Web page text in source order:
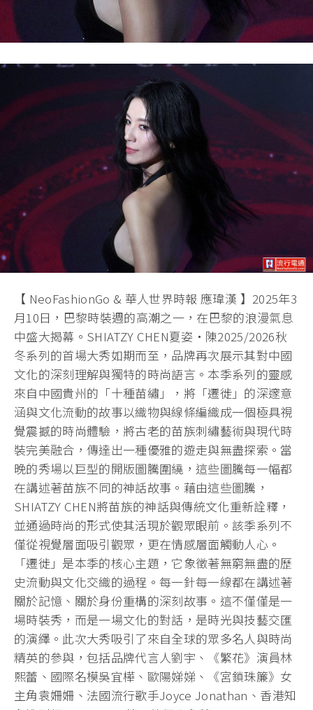
【 NeoFashionGo & 華人世界時報 應瑋漢 】2025年3
月10日，巴黎時裝週的高潮之一，在巴黎的浪漫氣息
中盛大揭幕。SHIATZY CHEN夏姿・陳2025/2026秋
冬系列的首場大秀如期而至，品牌再次展示其對中國
文化的深刻理解與獨特的時尚語言。本季系列的靈感
來自中國貴州的「十種苗繡」，將「遷徙」的深邃意
涵與文化流動的故事以織物與線條編織成一個極具視
覺震撼的時尚體驗，將古老的苗族刺繡藝術與現代時
裝完美融合，傳達出一種優雅的遊走與無盡探索。當
晚的秀場以巨型的開版圖騰圍繞，這些圖騰每一幅都
在講述著苗族不同的神話故事。藉由這些圖騰，
SHIATZY CHEN將苗族的神話與傳統文化重新詮釋，
並通過時尚的形式使其活現於觀眾眼前。該季系列不
僅從視覺層面吸引觀眾，更在情感層面觸動人心。
「遷徙」是本季的核心主題，它象徵著無窮無盡的歷
史流動與文化交織的過程。每一針每一線都在講述著
關於記憶、關於身份重構的深刻故事。這不僅僅是一
場時裝秀，而是一場文化的對話，是時光與技藝交匯
的演繹。此次大秀吸引了來自全球的眾多名人與時尚
精英的參與，包括品牌代言人劉宇、《繁花》演員林
熙蕾、國際名模吳宜樺、歐陽娣娣、《宮鎖珠簾》女
主角袁姍姍、法國流行歌手Joyce Jonathan、香港知